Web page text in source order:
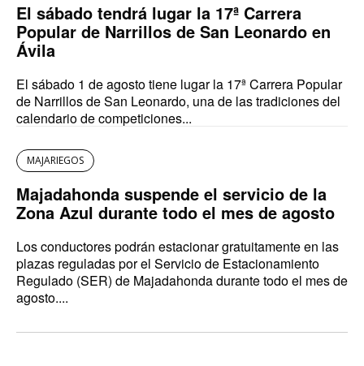
El sábado tendrá lugar la 17ª Carrera
Popular de Narrillos de San Leonardo en
Ávila
El sábado 1 de agosto tiene lugar la 17ª Carrera Popular
de Narrillos de San Leonardo, una de las tradiciones del
calendario de competiciones...
MAJARIEGOS
Majadahonda suspende el servicio de la
Zona Azul durante todo el mes de agosto
Los conductores podrán estacionar gratuitamente en las
plazas reguladas por el Servicio de Estacionamiento
Regulado (SER) de Majadahonda durante todo el mes de
agosto....